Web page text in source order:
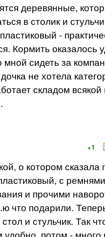
деревянные,
в столик и
-
Кормить оказалось
мной сидеть за
не хотела
складом
+1
о котором сказала
с
и прочими
что подарили.
и стульчик. Так
удобно, потом -